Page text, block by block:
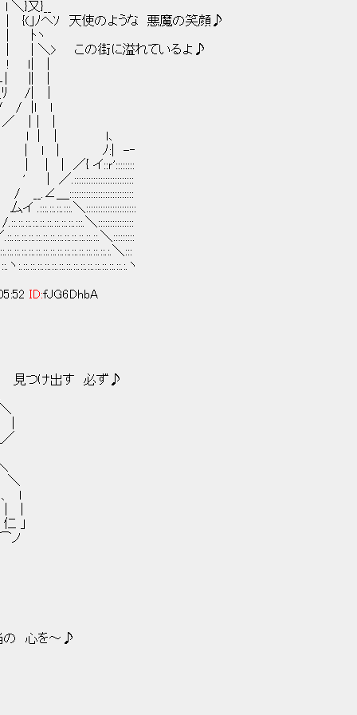
}__
ような 悪魔の笑顔♪
ヽ
に溢れているよ♪
| |
⊥| ∥ |
/| ｜
ｌ l
| |
｜ l､
l | ﾉ:| -‐
{ イ::ｒ'::::::::
.:::::::::::::::::::::::::
＿:::::::::::::::::::::::::::
.:::.::.::.:::.＼:::::::::::::::::::::
＼:::::::::::::::
＼:::::::::
＼:::
ヽ
ID:fJG6DhbA
出す 必ず♪
＼
l
|
を～♪